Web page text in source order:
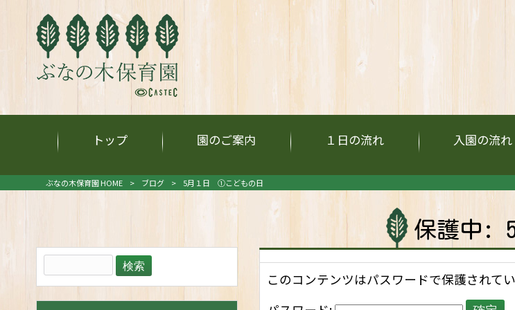
トップ 園のご案内 １日の流れ 入園の流れ
ぶなの木保育園 HOME > ブログ > 5月１日 ①こどもの日
保護中:
このコンテンツはパスワードで保護されて